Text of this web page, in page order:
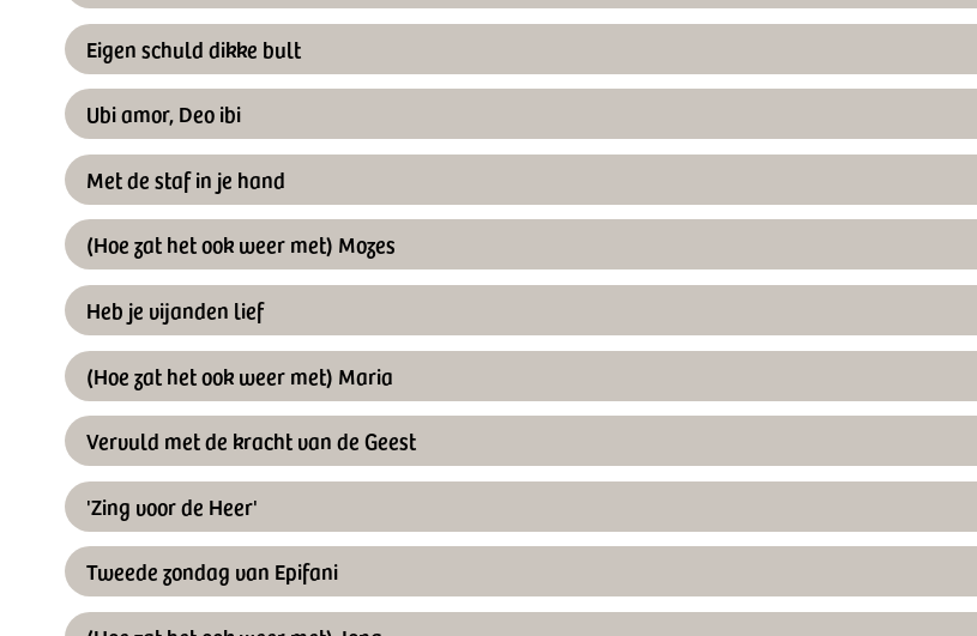
Eigen schuld dikke bult
Ubi amor, Deo ibi
Met de staf in je hand
(Hoe zat het ook weer met) Mozes
Heb je vijanden lief
(Hoe zat het ook weer met) Maria
Vervuld met de kracht van de Geest
'Zing voor de Heer'
Tweede zondag van Epifani